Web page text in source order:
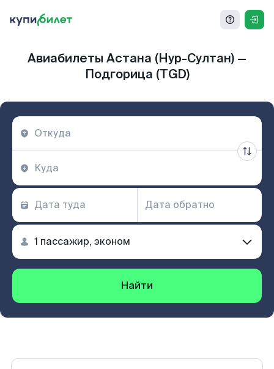
Авиабилеты Астана (Нур-Султан) —
Подгорица (TGD)
Найти